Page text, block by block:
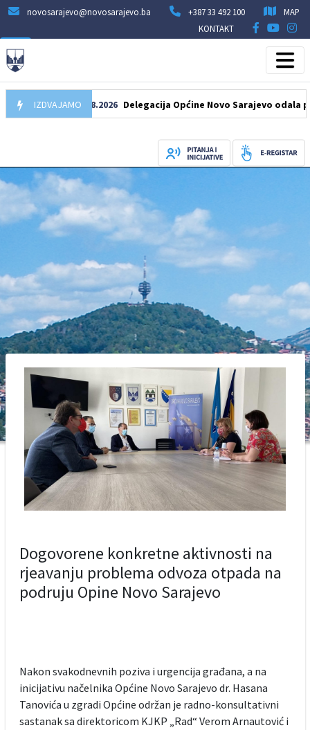
novosarajevo@novosarajevo.ba +387 33 492 100
MAP
KONTAKT
IZDVAJAMO
07.08.2026 Delegacija Općine Novo Sarajevo odala počast
Dogovorene konkretne aktivnosti na
rjeavanju problema odvoza otpada na
podruju Opine Novo Sarajevo
Nakon svakodnevnih poziva i urgencija građana, a na
inicijativu načelnika Općine Novo Sarajevo dr. Hasana
Tanovića u zgradi Općine održan je radno-konsultativni
sastanak sa direktoricom KJKP „Rad“ Verom Arnautović i